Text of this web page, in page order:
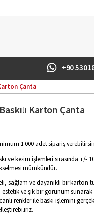
+90
Çanta
Karton Çanta
1.000 adet sipariş
ve kesim işlemleri sırasında +/-
mümkündür.
sağlam ve dayanıklı bir karton
ve şık bir görünüm sunarak
renkler ile baskı işlemini